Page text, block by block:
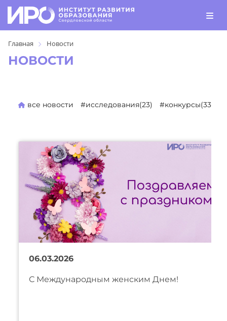
Главная Новости
НОВОСТИ
все новости #исследования(23) #конкурсы(330)
06.03.2026
С Международным женским Днем!